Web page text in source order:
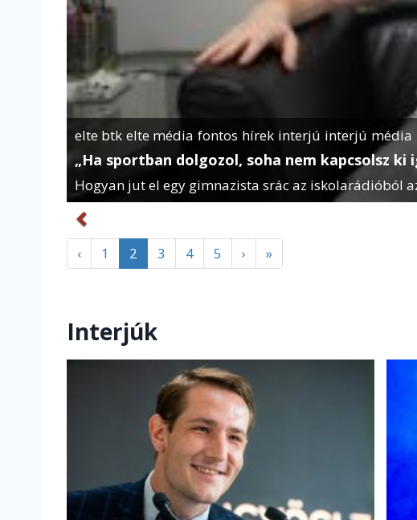
elte btk elte média fontos hírek interjú interjú média
„Ha sportban dolgozol, soha nem kapcsolsz
Hogyan jut el egy gimnazista srác az iskolarádióból
‹ 1 2 3 4 5 › »
Interjúk